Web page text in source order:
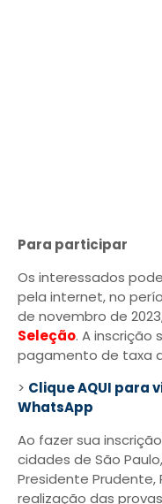
Para participar
Os interessados
pela internet, no
de novembro de
Seleção. A inscrição
pagamento de taxa
> Clique AQUI para
WhatsApp
Ao fazer sua
cidades de São
Presidente Prudente,
realização das